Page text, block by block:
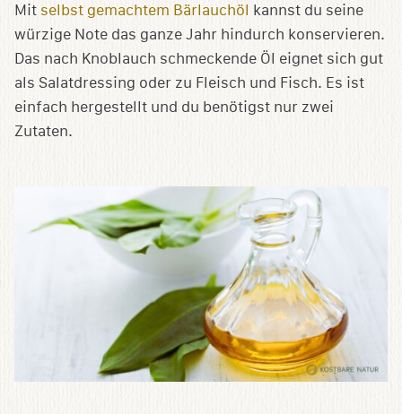
Mit selbst gemachtem Bärlauchöl kannst du seine
würzige Note das ganze Jahr hindurch konservieren.
Das nach Knoblauch schmeckende Öl eignet sich gut
als Salatdressing oder zu Fleisch und Fisch. Es ist
einfach hergestellt und du benötigst nur zwei
Zutaten.